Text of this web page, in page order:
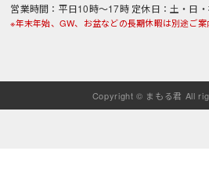
営業時間：平日10時～17時 定休日：土・日
※年末年始、GW、お盆などの長期休暇は別途ご案
Copyright © まもる君 All